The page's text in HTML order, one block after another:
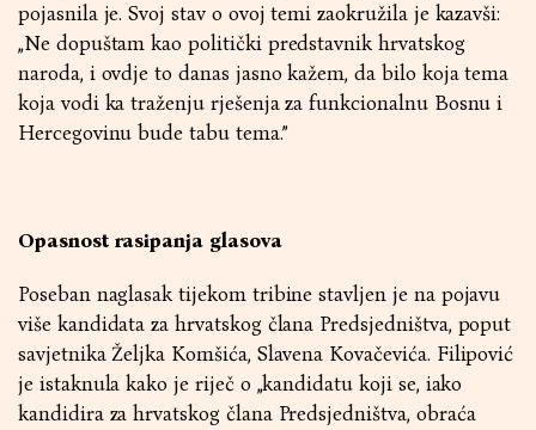
pojasnila je. Svoj stav o ovoj temi zaokružila je kazavši:
„Ne dopuštam kao politički predstavnik hrvatskog
naroda, i ovdje to danas jasno kažem, da bilo koja tema
koja vodi ka traženju rješenja za funkcionalnu Bosnu i
Hercegovinu bude tabu tema.”
Opasnost rasipanja glasova
Poseban naglasak tijekom tribine stavljen je na pojavu
više kandidata za hrvatskog člana Predsjedništva, poput
savjetnika Željka Komšića, Slavena Kovačevića. Filipović
je istaknula kako je riječ o „kandidatu koji se, iako
kandidira za hrvatskog člana Predsjedništva, obraća